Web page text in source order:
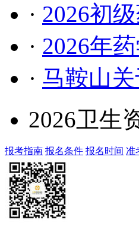
· 2026初
· 2026年
· 马鞍山
2026卫生
报考指南 报名条件 报名时间 准